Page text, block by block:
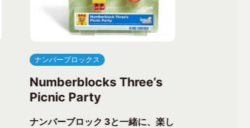
ナンバーブロックス
Numberblocks Three’s
Picnic Party
ナンバーブロック 3と一緒に、楽し